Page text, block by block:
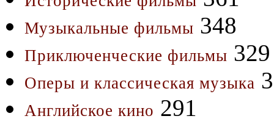
Музыкальные фильмы 348
Приключенческие фильмы 329
Оперы и классическая музыка
Английское кино 291